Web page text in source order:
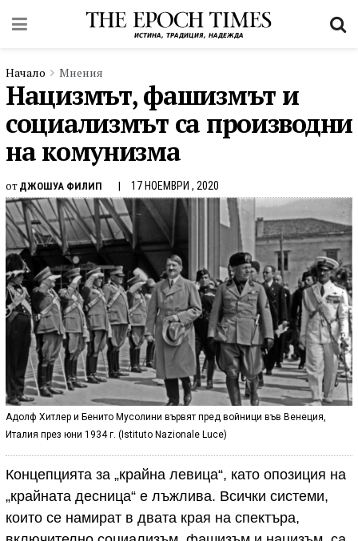
Начало Мнения
Нацизмът, фашизмът и
социализмът са производни
на комунизма
от ДЖОШУА ФИЛИП 17 НОЕМВРИ , 2020
Адолф Хитлер и Бенито Мусолини вървят пред войници във Венеция,
Италия през юни 1934 г. (Istituto Nazionale Luce)
Концепцията за „крайна левица“, като опозиция на
„крайната десница“ е лъжлива. Всички системи,
които се намират в двата края на спектъра,